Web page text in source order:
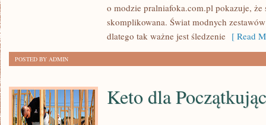
o modzie pralniafoka.com.pl pokazuje,
skomplikowana. Świat modnych
dlatego tak ważne jest śledzenie [ Read
POSTED BY ADMIN
Keto dla